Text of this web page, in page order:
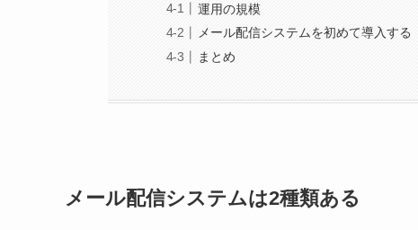
運用の規模
メール配信システムを初めて導入する
まとめ
メール配信システムは2種類ある